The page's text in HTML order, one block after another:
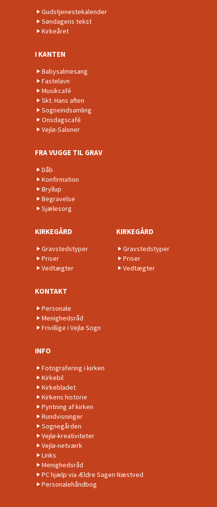
Gudstjenestekalender
Søndagens tekst
Kirkeåret
I KANTEN
Babysalmesang
Fastelavn
Musikcafé
Skt. Hans aften
Sogneindsamling
Onsdagscafé
Vejlø-Saloner
FRA VUGGE TIL GRAV
Dåb
Konfirmation
Bryllup
Begravelse
Sjælesorg
KIRKEGÅRD
Gravstedstyper
Priser
Vedtægter
KIRKEGÅRD
Gravstedstyper
Priser
Vedtægter
KONTAKT
Personale
Menighedsråd
Frivillige i Vejlø Sogn
INFO
Fotografering i kirken
Kirkebil
Kirkebladet
Kirkens historie
Pyntning af kirken
Rundvisninger
Sognegården
Vejlø-kreativiteter
Vejlø-netværk
Links
Menighedsråd
PC hjælp via Ældre Sagen Næstved
Personalehåndbog